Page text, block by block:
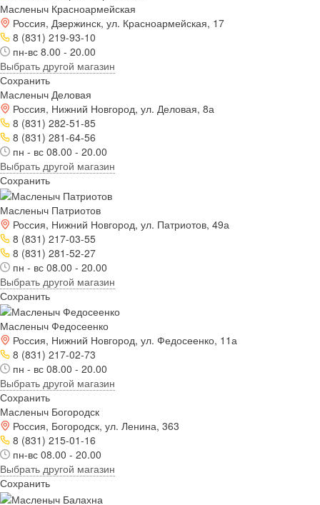
Масленыч Красноармейская
Россия, Дзержинск, ул. Красноармейская, 17
8 (831) 219-93-10
пн-вс 8.00 - 20.00
Выбрать другой магазин
Сохранить
Масленыч Деловая
Россия, Нижний Новгород, ул. Деловая, 8а
8 (831) 282-51-85
8 (831) 281-64-56
пн - вс 08.00 - 20.00
Выбрать другой магазин
Сохранить
Масленыч Патриотов
Россия, Нижний Новгород, ул. Патриотов, 49а
8 (831) 217-03-55
8 (831) 281-52-27
пн - вс 08.00 - 20.00
Выбрать другой магазин
Сохранить
Масленыч Федосеенко
Россия, Нижний Новгород, ул. Федосеенко, 11а
8 (831) 217-02-73
пн - вс 08.00 - 20.00
Выбрать другой магазин
Сохранить
Масленыч Богородск
Россия, Богородск, ул. Ленина, 363
8 (831) 215-01-16
пн-вс 08.00 - 20.00
Выбрать другой магазин
Сохранить